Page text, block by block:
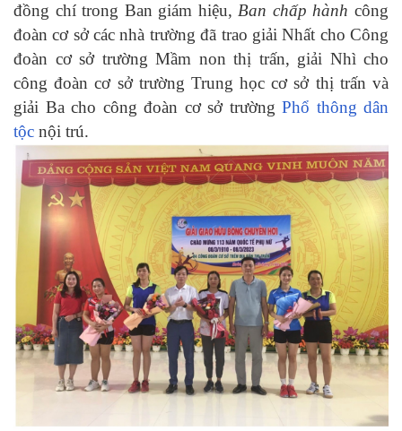
đồng chí trong Ban giám hiệu, Ban chấp hành công
đoàn cơ sở các nhà trường đã trao giải Nhất cho Công
đoàn cơ sở trường Mầm non thị trấn, giải Nhì cho
công đoàn cơ sở trường Trung học cơ sở thị trấn và
giải Ba cho công đoàn cơ sở trường Phổ thông dân
tộc nội trú.